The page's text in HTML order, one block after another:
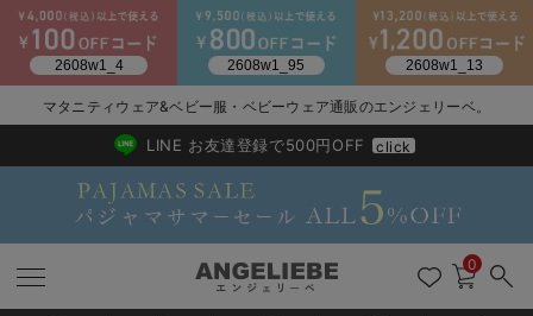
マタニティウェア&ベビー服・ベビーウェア通販のエンジェリーベ。
2026/NewArrival
送料495円(一部地域を除く) 7,700円以上で送料無料
LINE お友達登録で500円OFF click
0